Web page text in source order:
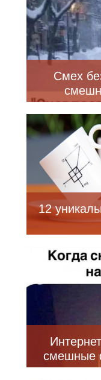
Смех
12
смешные